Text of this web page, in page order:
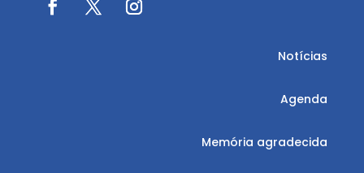
Notícias
Agenda
Memória agradecida